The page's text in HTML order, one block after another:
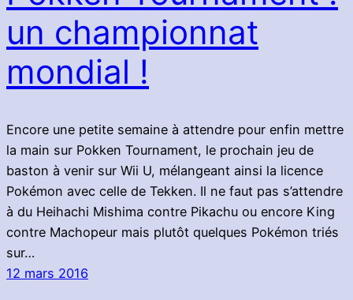
un championnat
mondial !
Encore une petite semaine à attendre pour enfin mettre
la main sur Pokken Tournament, le prochain jeu de
baston à venir sur Wii U, mélangeant ainsi la licence
Pokémon avec celle de Tekken. Il ne faut pas s’attendre
à du Heihachi Mishima contre Pikachu ou encore King
contre Machopeur mais plutôt quelques Pokémon triés
sur…
12 mars 2016